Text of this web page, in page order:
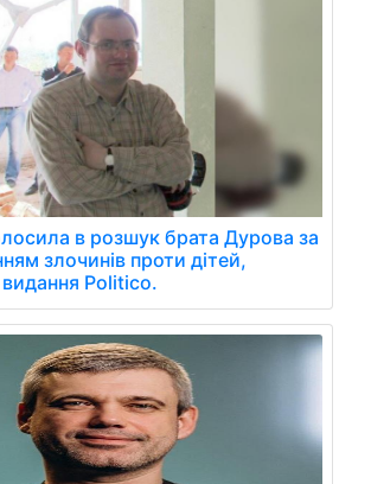
в розшук брата Дурова за
злочинів проти дітей,
Politico.